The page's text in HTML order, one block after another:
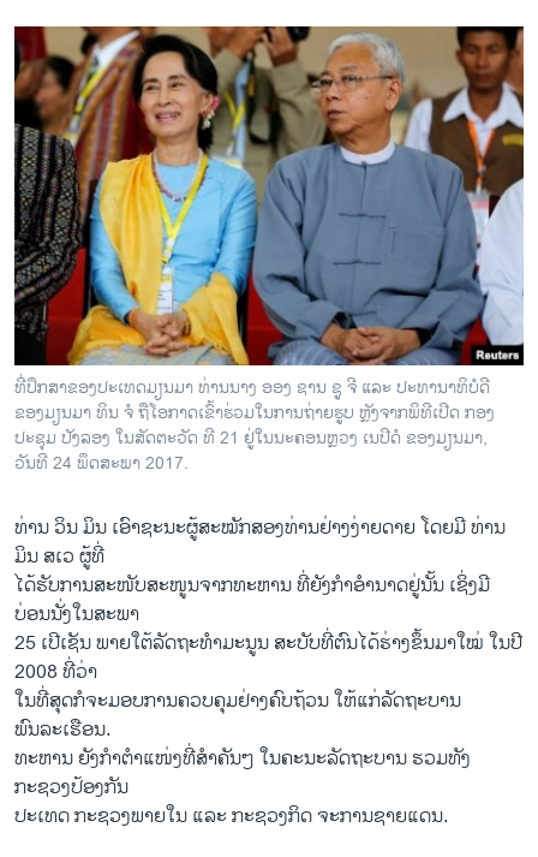
ທີ່ປຶກສາຂອງປະເທດມຽນມາ ທ່ານນາງ ອອງ ຊານ ຊູ ຈີ ແລະ ປະທານາທິບໍດີ
ຂອງມຽນມາ ທິນ ຈໍ ຖືໂອກາດເຂົ້າຮ່ວມໃນການຖ່າຍຮູບ ຫຼັງຈາກພິທີເປີດ ກອງ
ປະຊຸມ ປັງລອງ ໃນສັດຕະວັດ ທີ 21 ຢູ່ໃນນະຄອນຫຼວງ ເນປີດໍ ຂອງມຽນມາ,
ວັນທີ 24 ພຶດສະພາ 2017.
ທ່ານ ວິນ ມິນ ເອົາຊະນະຜູ້ສະໝັກສອງທ່ານຢ່າງງ່າຍດາຍ ໂດຍມີ ທ່ານ
ມິນ ສເວ ຜູ້ທີ່
ໄດ້ຮັບການສະໜັບສະໜູນຈາກທະຫານ ທີ່ຍັງກຳອຳນາດຢູ່ນັ້ນ ເຊິ່ງມີ
ບ່ອນນັ່ງໃນສະພາ
25 ເປີເຊັນ ພາຍໃຕ້ລັດຖະທຳມະນູນ ສະບັບທີ່ຕົນໄດ້ຮ່າງຂຶ້ນມາໃໝ່ ໃນປີ
2008 ທີ່ວ່າ
ໃນທີ່ສຸດກໍຈະມອບການຄວບຄຸມຢ່າງຄົບຖ້ວນ ໃຫ້ແກ່ລັດຖະບານ
ພົນລະເຮືອນ.
ທະຫານ ຍັງກຳຕຳແໜ່ງທີ່ສຳຄັນໆ ໃນຄະນະລັດຖະບານ ຮວມທັງ
ກະຊວງປ້ອງກັນ
ປະເທດ ກະຊວງພາຍໃນ ແລະ ກະຊວງກິດ ຈະການຊາຍແດນ.